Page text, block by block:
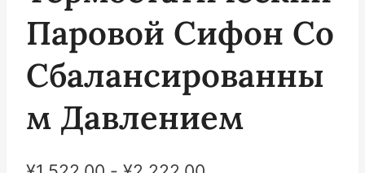
Паровой Сифон Со
Сбалансированны
М Давлением